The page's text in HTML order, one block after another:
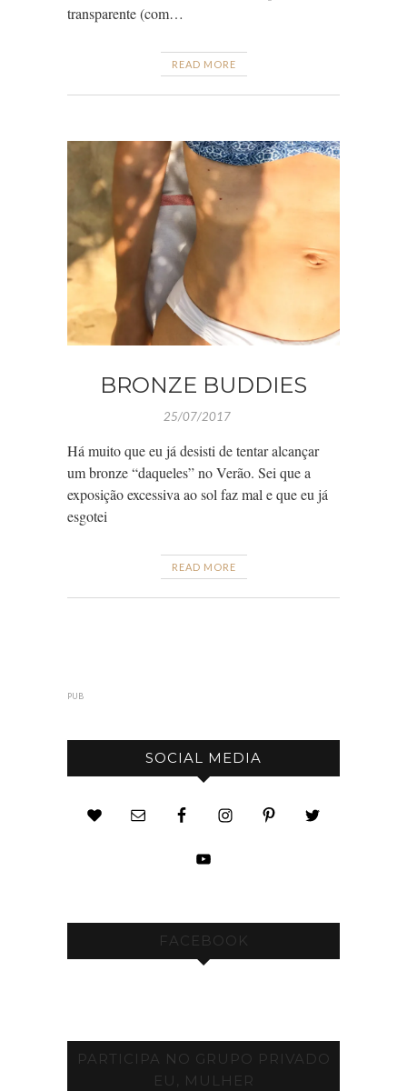
transparente (com…
READ MORE
BRONZE BUDDIES
25/07/2017
Há muito que eu já desisti de tentar alcançar
um bronze “daqueles” no Verão. Sei que a
exposição excessiva ao sol faz mal e que eu já
esgotei
READ MORE
PUB
SOCIAL MEDIA
FACEBOOK
PARTICIPA NO GRUPO PRIVADO
EU, MULHER